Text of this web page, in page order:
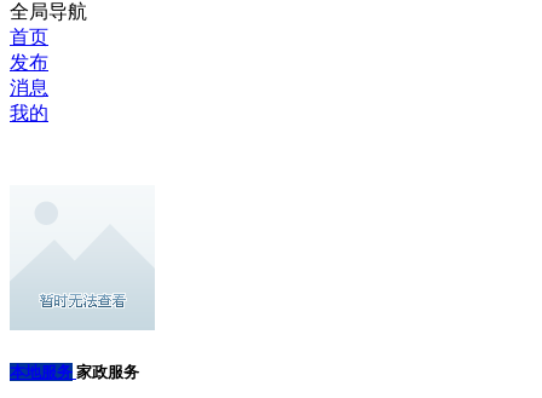
全局导航
首页
发布
消息
我的
本地服务 家政服务